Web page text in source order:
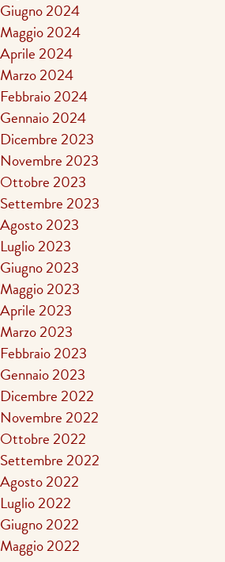
Giugno 2024
Maggio 2024
Aprile 2024
Marzo 2024
Febbraio 2024
Gennaio 2024
Dicembre 2023
Novembre 2023
Ottobre 2023
Settembre 2023
Agosto 2023
Luglio 2023
Giugno 2023
Maggio 2023
Aprile 2023
Marzo 2023
Febbraio 2023
Gennaio 2023
Dicembre 2022
Novembre 2022
Ottobre 2022
Settembre 2022
Agosto 2022
Luglio 2022
Giugno 2022
Maggio 2022